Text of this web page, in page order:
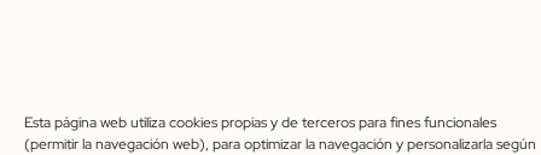
Esta página web utiliza cookies propias y de terceros para fines funcionales
(permitir la navegación web), para optimizar la navegación y personalizarla según
Sábados 10:00-14:00